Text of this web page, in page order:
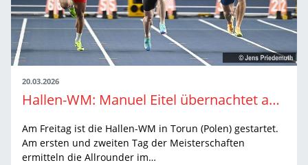
20.03.2026
Hallen-WM: Manuel Eitel übernachtet auf Rang acht
Am Freitag ist die Hallen-WM in Torun (Polen) gestartet.
Am ersten und zweiten Tag der Meisterschaften
ermitteln die Allrounder im…